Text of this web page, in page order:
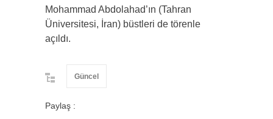
Mohammad Abdolahad’ın (Tahran
Üniversitesi, İran) büstleri de törenle
açıldı.
Güncel
Paylaş :